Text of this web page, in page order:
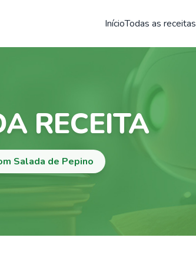
InícioTodas as receitas
RECEITA
Salada de Pepino